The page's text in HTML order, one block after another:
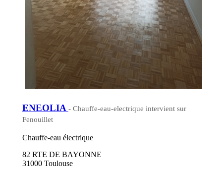
ENEOLIA - Chauffe-eau-electrique intervient sur
Fenouillet
Chauffe-eau électrique
82 RTE DE BAYONNE
31000 Toulouse